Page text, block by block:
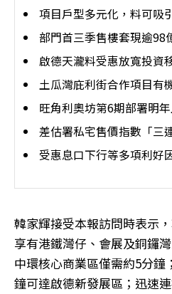
項目戶型多元化，料可吸
部門首三季售樓套現逾98
啟德天瀧料受惠放寬投資
土瓜灣庇利街合作項目有
旺角利奧坊第6期部署明
差估署私宅售價指數「三
受惠息口下行等多項利好
韓家輝接受本報訪問時表示
享有港鐵灣仔、會展及銅鑼
中環核心商業區僅需約5分鐘
鐘可達啟德新發展區；迅速